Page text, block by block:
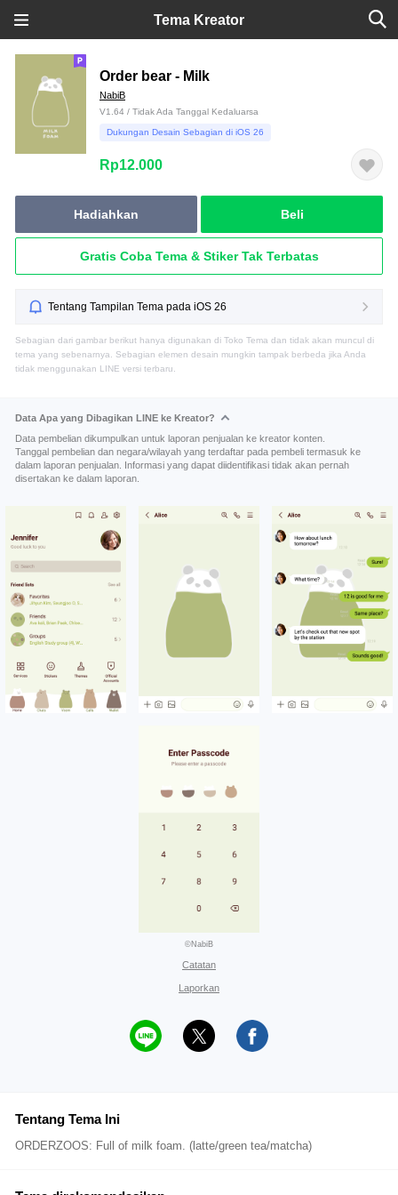
Tema Kreator
Order bear - Milk
NabiB
V1.64 / Tidak Ada Tanggal Kedaluarsa
Dukungan Desain Sebagian di iOS 26
Rp12.000
Hadiahkan Beli
Gratis Coba Tema & Stiker Tak Terbatas
Tentang Tampilan Tema pada iOS 26
Sebagian dari gambar berikut hanya digunakan di Toko Tema dan tidak akan muncul di
tema yang sebenarnya. Sebagian elemen desain mungkin tampak berbeda jika Anda
tidak menggunakan LINE versi terbaru.
Data Apa yang Dibagikan LINE ke Kreator?
Data pembelian dikumpulkan untuk laporan penjualan ke kreator konten.
Tanggal pembelian dan negara/wilayah yang terdaftar pada pembeli termasuk ke
dalam laporan penjualan. Informasi yang dapat diidentifikasi tidak akan pernah
disertakan ke dalam laporan.
©NabiB
Catatan
Laporkan
Tentang Tema Ini
ORDERZOOS: Full of milk foam. (latte/green tea/matcha)